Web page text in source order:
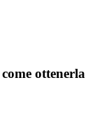
ottenerla